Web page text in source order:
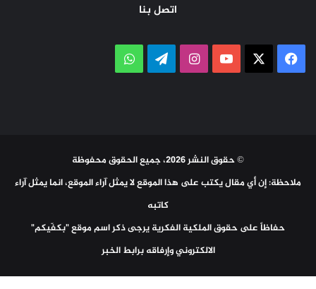
اتصل بنا
فيسبوك ‫YouTubeانستقرامتيلقرامواتساب
© حقوق النشر 2026، جميع الحقوق محفوظة
ملاحظة: إن أي مقال يكتب على هذا الموقع لا يمثل آراء الموقع، انما يمثل آراء
كاتبه
حفاظاً على حقوق الملكية الفكرية يرجى ذكر اسم موقع "بكفّيكم"
الالكتروني وإرفاقه برابط الخبر